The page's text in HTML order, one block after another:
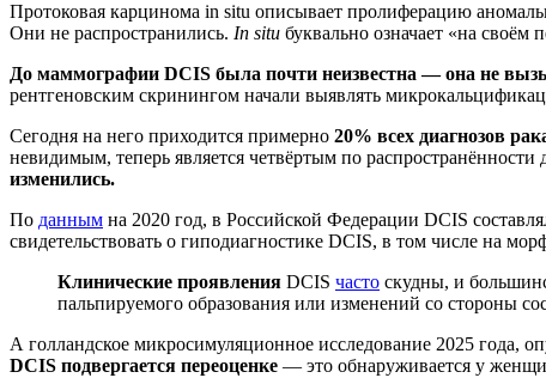
Протоковая карцинома in situ описывает пролиферацию
Они не распространились. In situ буквально означает «на своём
До маммографии DCIS была почти неизвестна — она не
рентгеновским скринингом начали выявлять
Сегодня на него приходится примерно 20% всех диагнозов
невидимым, теперь является четвёртым по
изменились.
По данным на 2020 год, в Российской Федерации DCIS
свидетельствовать о гиподиагностике DCIS, в том числе на
Клинические проявления DCIS часто скудны, и
пальпируемого образования или изменений со стороны
А голландское микросимуляционное исследование 2025 года,
DCIS подвергается переоценке — это обнаруживается у